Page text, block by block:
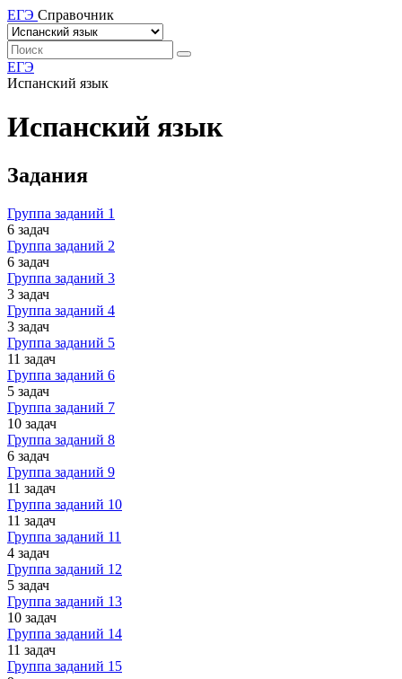
ЕГЭ Справочник
ЕГЭ
Испанский язык
Испанский язык
Задания
Группа заданий 1
6 задач
Группа заданий 2
6 задач
Группа заданий 3
3 задач
Группа заданий 4
3 задач
Группа заданий 5
11 задач
Группа заданий 6
5 задач
Группа заданий 7
10 задач
Группа заданий 8
6 задач
Группа заданий 9
11 задач
Группа заданий 10
11 задач
Группа заданий 11
4 задач
Группа заданий 12
5 задач
Группа заданий 13
10 задач
Группа заданий 14
11 задач
Группа заданий 15